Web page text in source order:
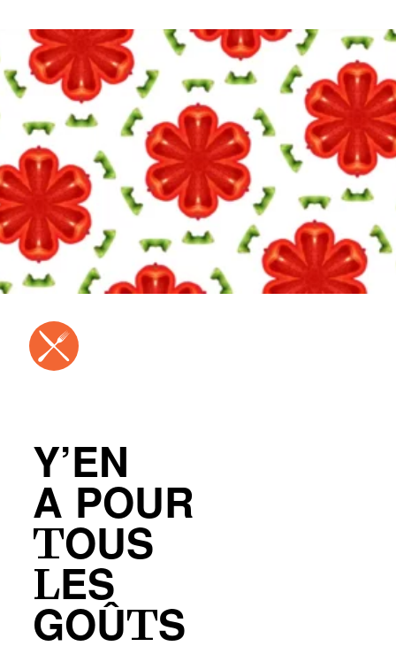
Y’EN
A POUR
TOUS
LES
GOÛTS